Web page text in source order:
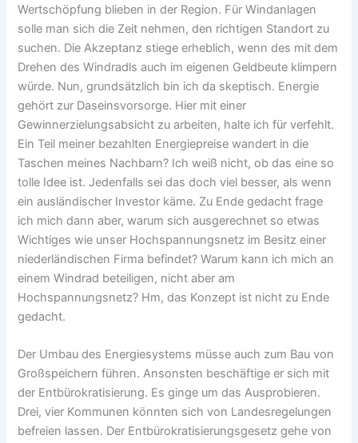
Wertschöpfung blieben in der Region. Für Windanlagen
solle man sich die Zeit nehmen, den richtigen Standort zu
suchen. Die Akzeptanz stiege erheblich, wenn des mit dem
Drehen des Windradls auch im eigenen Geldbeute klimpern
würde. Nun, grundsätzlich bin ich da skeptisch. Energie
gehört zur Daseinsvorsorge. Hier mit einer
Gewinnerzielungsabsicht zu arbeiten, halte ich für verfehlt.
Ein Teil meiner bezahlten Energiepreise wandert in die
Taschen meines Nachbarn? Ich weiß nicht, ob das eine so
tolle Idee ist. Jedenfalls sei das doch viel besser, als wenn
ein ausländischer Investor käme. Zu Ende gedacht frage
ich mich dann aber, warum sich ausgerechnet so etwas
Wichtiges wie unser Hochspannungsnetz im Besitz einer
niederländischen Firma befindet? Warum kann ich mich an
einem Windrad beteiligen, nicht aber am
Hochspannungsnetz? Hm, das Konzept ist nicht zu Ende
gedacht.
Der Umbau des Energiesystems müsse auch zum Bau von
Großspeichern führen. Ansonsten beschäftige er sich mit
der Entbürokratisierung. Es ginge um das Ausprobieren.
Drei, vier Kommunen könnten sich von Landesregelungen
befreien lassen. Der Entbürokratisierungsgesetz gehe von